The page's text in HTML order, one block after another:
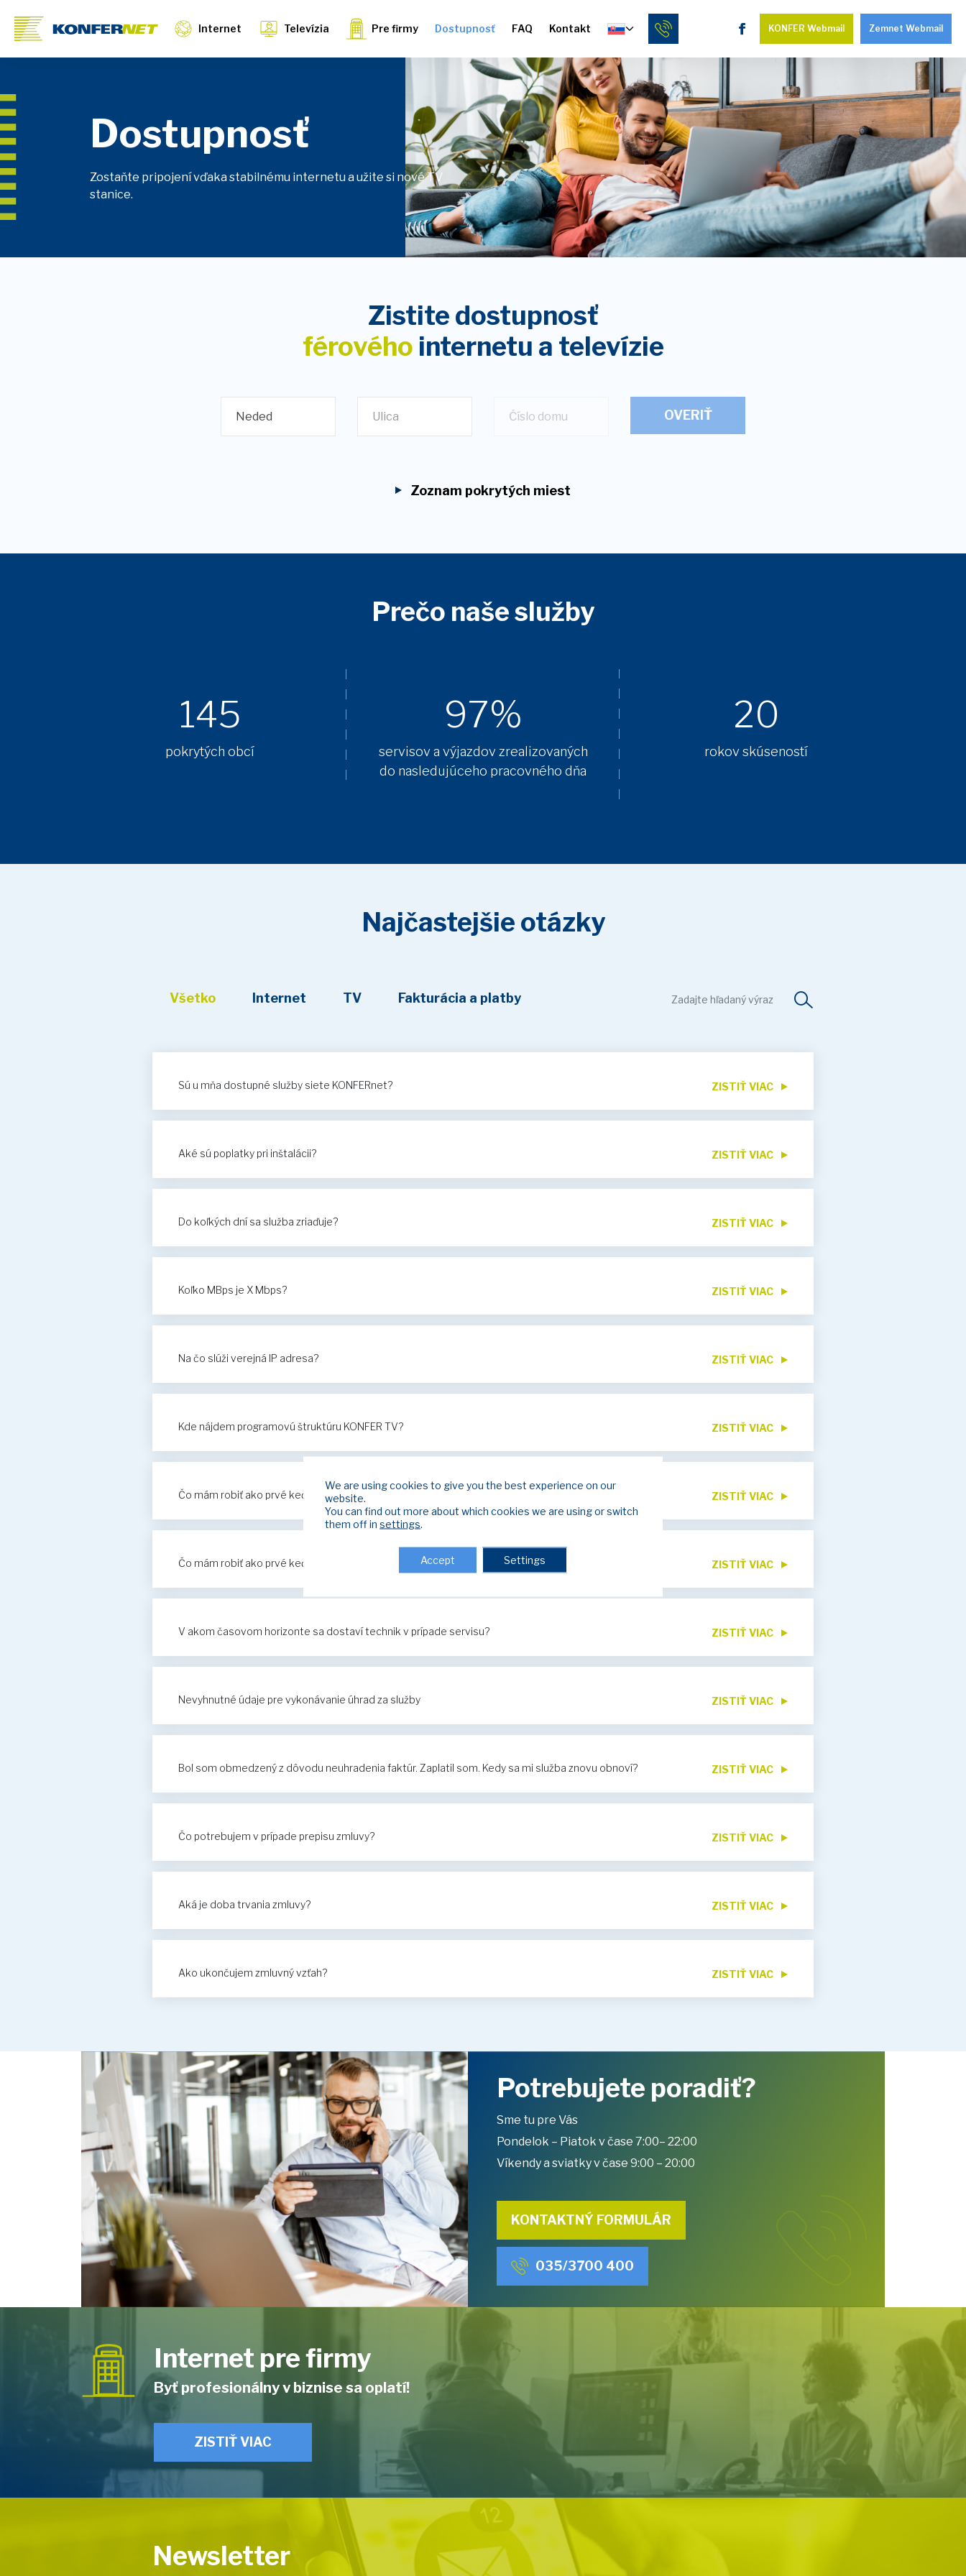
Internet Televízia Pre firmy Dostupnosť FAQ Kontakt KONFER Webmail Zemnet Webmail
Dostupnosť
Zostaňte pripojení vďaka stabilnému internetu a užite si nové TV
stanice.
Zistite dostupnosť
férového internetu a televízie
Neded Ulica OVERIŤ
Zoznam pokrytých miest
Prečo naše služby
145
pokrytých obcí
97%
servisov a výjazdov zrealizovaných
do nasledujúceho pracovného dňa
20
rokov skúseností
Najčastejšie otázky
Všetko Internet TV Fakturácia a platby
Sú u mňa dostupné služby siete KONFERnet? ZISTIŤ VIAC
Aké sú poplatky pri inštalácii? ZISTIŤ VIAC
Do koľkých dní sa služba zriaďuje? ZISTIŤ VIAC
Koľko MBps je X Mbps? ZISTIŤ VIAC
Na čo slúži verejná IP adresa? ZISTIŤ VIAC
Kde nájdem programovú štruktúru KONFER TV? ZISTIŤ VIAC
Čo mám robiť ako prvé keď mi nefunguje internet? ZISTIŤ VIAC
Čo mám robiť ako prvé keď mi nefunguje televízia? ZISTIŤ VIAC
V akom časovom horizonte sa dostaví technik v prípade servisu? ZISTIŤ VIAC
Nevyhnutné údaje pre vykonávanie úhrad za služby ZISTIŤ VIAC
Bol som obmedzený z dôvodu neuhradenia faktúr. Zaplatil som. Kedy sa mi služba znovu obnoví? ZISTIŤ VIAC
Čo potrebujem v prípade prepisu zmluvy? ZISTIŤ VIAC
Aká je doba trvania zmluvy? ZISTIŤ VIAC
Ako ukončujem zmluvný vzťah? ZISTIŤ VIAC
Potrebujete poradiť?
Sme tu pre Vás
Pondelok – Piatok v čase 7:00– 22:00
Víkendy a sviatky v čase 9:00 – 20:00
KONTAKTNÝ FORMULÁR
035/3700 400
Internet pre firmy
Byť profesionálny v biznise sa oplatí!
ZISTIŤ VIAC
Newsletter
We are using cookies to give you the best experience on our
website.
You can find out more about which cookies we are using or switch
them off in settings
Accept Settings